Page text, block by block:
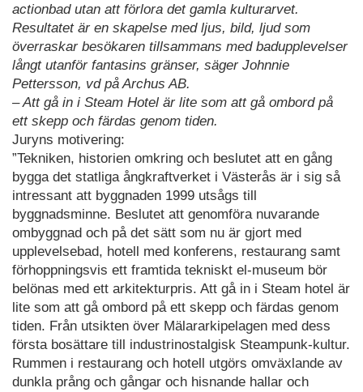
actionbad utan att förlora det gamla kulturarvet.
Resultatet är en skapelse med ljus, bild, ljud som
överraskar besökaren tillsammans med badupplevelser
långt utanför fantasins gränser, säger Johnnie
Pettersson, vd på Archus AB.
– Att gå in i Steam Hotel är lite som att gå ombord på
ett skepp och färdas genom tiden.
Juryns motivering:
”Tekniken, historien omkring och beslutet att en gång
bygga det statliga ångkraftverket i Västerås är i sig så
intressant att byggnaden 1999 utsågs till
byggnadsminne. Beslutet att genomföra nuvarande
ombyggnad och på det sätt som nu är gjort med
upplevelsebad, hotell med konferens, restaurang samt
förhoppningsvis ett framtida tekniskt el-museum bör
belönas med ett arkitekturpris. Att gå in i Steam hotel är
lite som att gå ombord på ett skepp och färdas genom
tiden. Från utsikten över Mälararkipelagen med dess
första bosättare till industrinostalgisk Steampunk-kultur.
Rummen i restaurang och hotell utgörs omväxlande av
dunkla prång och gångar och hisnande hallar och